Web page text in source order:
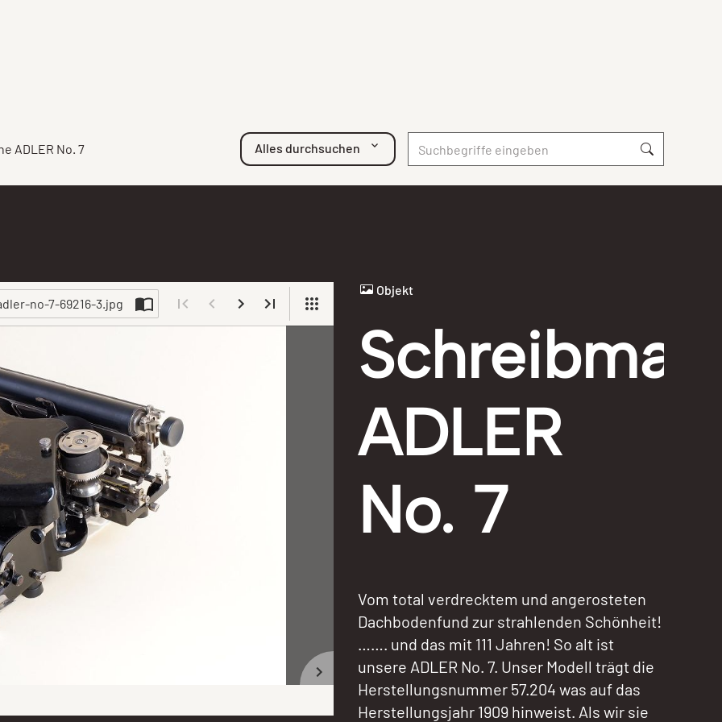
ADLER No. 7 Alles durchsuchen
no-7-69216-3.jpg
Objekt
ADLER
No. 7
Vom total verdrecktem und angerosteten
Dachbodenfund zur strahlenden Schönheit!
……. und das mit 111 Jahren! So alt ist
unsere ADLER No. 7. Unser Modell trägt die
Herstellungsnummer 57.204 was auf das
Herstellungsjahr 1909 hinweist. Als wir sie